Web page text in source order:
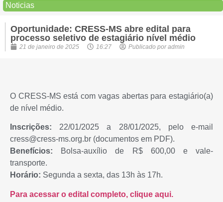
Noticias
Oportunidade: CRESS-MS abre edital para
processo seletivo de estagiário nível médio
21 de janeiro de 2025 16:27 Publicado poradmin
O CRESS-MS está com vagas abertas para estagiário(a)
de nível médio.
Inscrições: 22/01/2025 a 28/01/2025, pelo e-mail
cress@cress-ms.org.br (documentos em PDF).
Benefícios: Bolsa-auxílio de R$ 600,00 e vale-
transporte.
Horário: Segunda a sexta, das 13h às 17h.
Para acessar o edital completo, clique aqui.